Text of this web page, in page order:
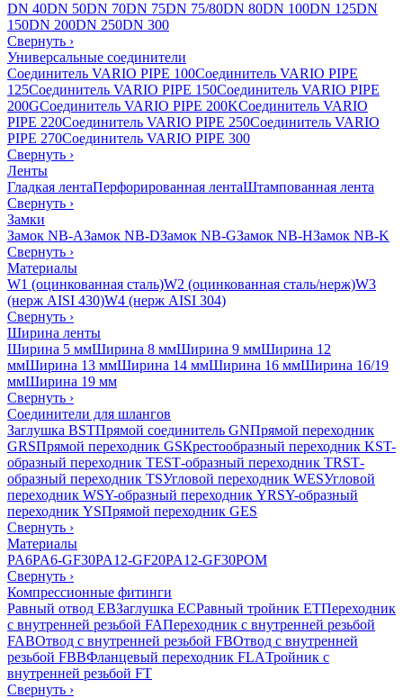
DN 40DN 50DN 70DN 75DN 75/80DN 80DN 100DN 125DN
150DN 200DN 250DN 300
Свернуть ›
Универсальные соединители
Соединитель VARIO PIPE 100Соединитель VARIO PIPE
125Соединитель VARIO PIPE 150Соединитель VARIO PIPE
200GСоединитель VARIO PIPE 200KСоединитель VARIO
PIPE 220Соединитель VARIO PIPE 250Соединитель VARIO
PIPE 270Соединитель VARIO PIPE 300
Свернуть ›
Ленты
Гладкая лентаПерфорированная лентаШтампованная лента
Свернуть ›
Замки
Замок NB-AЗамок NB-DЗамок NB-GЗамок NB-HЗамок NB-K
Свернуть ›
Материалы
W1 (оцинкованная сталь)W2 (оцинкованная сталь/нерж)W3
(нерж AISI 430)W4 (нерж AISI 304)
Свернуть ›
Ширина ленты
Ширина 5 ммШирина 8 ммШирина 9 ммШирина 12
ммШирина 13 ммШирина 14 ммШирина 16 ммШирина 16/19
ммШирина 19 мм
Свернуть ›
Соединители для шлангов
Заглушка BSTПрямой соединитель GNПрямой переходник
GRSПрямой переходник GSКрестообразный переходник KST-
образный переходник TESТ-образный переходник TRSТ-
образный переходник TSУгловой переходник WESУгловой
переходник WSY-образный переходник YRSY-образный
переходник YSПрямой переходник GES
Свернуть ›
Материалы
PA6PA6-GF30PA12-GF20PA12-GF30POM
Свернуть ›
Компрессионные фитинги
Равный отвод EBЗаглушка ECРавный тройник ETПереходник
с внутренней резьбой FAПереходник с внутренней резьбой
FABОтвод с внутренней резьбой FBОтвод с внутренней
резьбой FBBФланцевый переходник FLAТройник с
внутренней резьбой FT
Свернуть ›